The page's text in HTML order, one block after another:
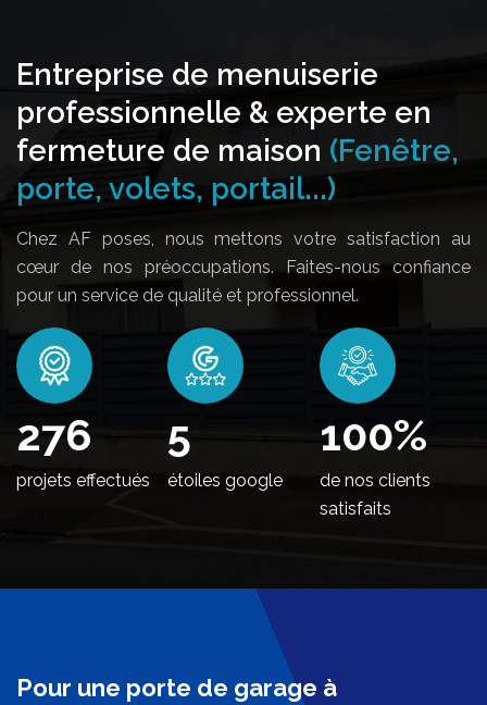
Entreprise de menuiserie
professionnelle & experte en
fermeture de maison (Fenêtre,
porte, volets, portail...)
Chez AF poses, nous mettons votre satisfaction au
cœur de nos préoccupations. Faites-nous confiance
pour un service de qualité et professionnel.
336
projets effectués
5
étoiles google
100%
de nos clients
satisfaits
Pour une porte de garage à